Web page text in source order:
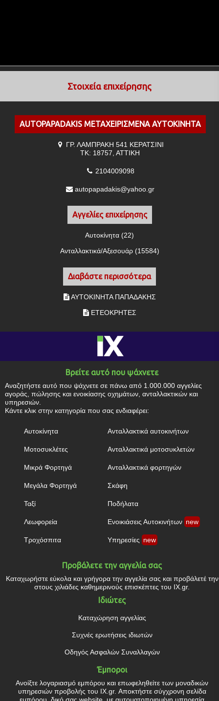
Στοιχεία επιχείρησης
ΑUTOPAPADAKIS ΜΕΤΑΧΕΙΡΙΣΜΕΝΑ ΑΥΤΟΚΙΝΗΤΑ
ΓΡ. ΛΑΜΠΡΑΚΗ 541 ΚΕΡΑΤΣΙΝΙ
ΤΚ: 18757, ΑΤΤΙΚΗ
2104009098
autopapadakis@yahoo.gr
Αγγελίες επιχείρησης
Αυτοκίνητα (22)
Ανταλλακτικά/Αξεσουάρ (15584)
Διαβάστε περισσότερα
ΑΥΤΟΚΙΝΗΤΑ ΠΑΠΑΔΑΚΗΣ
ΕΤΕΟΚΡΗΤΕΣ
Βρείτε αυτό που ψάχνετε
Αναζητήστε αυτό που ψάχνετε σε πάνω από 1.000.000 αγγελίες
αγοράς, πώλησης και ενοικίασης οχημάτων, ανταλλακτικών και
υπηρεσιών.
Κάντε κλικ στην κατηγορία που σας ενδιαφέρει:
Αυτοκίνητα
Μοτοσυκλέτες
Μικρά Φορτηγά
Μεγάλα Φορτηγά
Ταξί
Λεωφορεία
Τροχόσπιτα
Ανταλλακτικά αυτοκινήτων
Ανταλλακτικά μοτοσυκλετών
Ανταλλακτικά φορτηγών
Σκάφη
Ποδήλατα
Ενοικιάσεις Αυτοκινήτων new
Υπηρεσίες new
Προβάλετε την αγγελία σας
Καταχωρήστε εύκολα και γρήγορα την αγγελία σας και προβάλετέ την
στους χιλιάδες καθημερινούς επισκέπτες του IX.gr.
Ιδιώτες
Καταχώρηση αγγελίας
Συχνές ερωτήσεις ιδιωτών
Οδηγός Ασφαλών Συναλλαγών
Έμποροι
Ανοίξτε λογαριασμό εμπόρου και επωφεληθείτε των μοναδικών
υπηρεσιών προβολής του IX.gr. Αποκτήστε σύγχρονη σελίδα